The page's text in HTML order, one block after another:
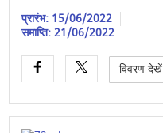
प्रारंभ: 15/06/2022
समाप्ति: 21/06/2022
विवरण देखें